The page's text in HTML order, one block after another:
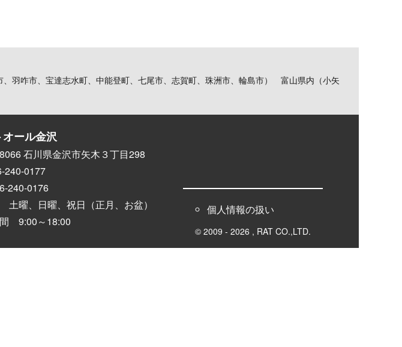
羽咋市、宝達志水町、中能登町、七尾市、志賀町、珠洲市、輪島市） 富山県内（小矢
オール金沢
石川県金沢市矢木３丁目298
240-0177
240-0176
曜、日曜、祝日（正月、お盆）
9:00～18:00
個人情報の扱い
© 2009 - 2026 , RAT CO.,LTD.